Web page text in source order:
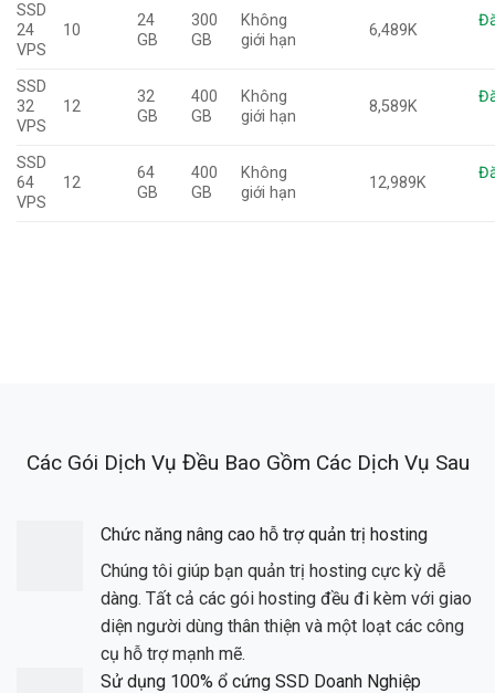
SSD
24
VPS
10
24
GB
300
GB
Không
giới hạn
6,489K
SSD
32
VPS
12
32
GB
400
GB
Không
giới hạn
8,589K
SSD
64
VPS
12
64
GB
400
GB
Không
giới hạn
12,989K
Các Gói Dịch Vụ Đều Bao Gồm Các Dịch Vụ Sau
Chức năng nâng cao hỗ trợ quản trị hosting
Chúng tôi giúp bạn quản trị hosting cực kỳ dễ
dàng. Tất cả các gói hosting đều đi kèm với giao
diện người dùng thân thiện và một loạt các công
cụ hỗ trợ mạnh mẽ.
Sử dụng 100% ổ cứng SSD Doanh Nghiệp